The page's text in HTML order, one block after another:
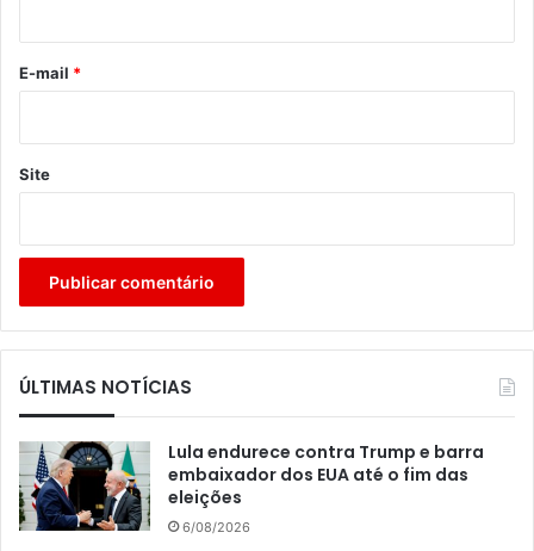
*
E-mail *
Site
ÚLTIMAS NOTÍCIAS
Lula endurece contra Trump e barra
embaixador dos EUA até o fim das
eleições
6/08/2026